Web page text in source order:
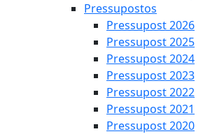
Pressupostos
Pressupost 2026
Pressupost 2025
Pressupost 2024
Pressupost 2023
Pressupost 2022
Pressupost 2021
Pressupost 2020